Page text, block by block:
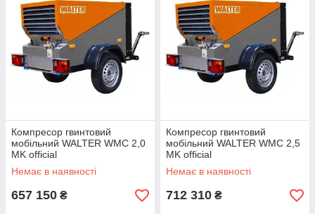
Компресор гвинтовий
мобільний WALTER WMC 2,0
MK official
Немає в наявності
657 150 ₴
Компресор гвинтовий
мобільний WALTER WMC 2,5
MK official
Немає в наявності
712 310 ₴